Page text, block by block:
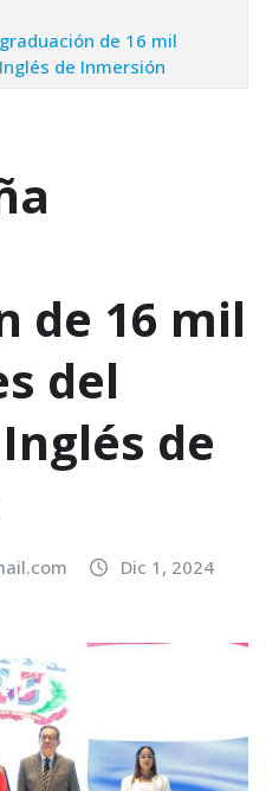
de 16 mil
de Inmersión
de 16 mil
del
de
Dic 1, 2024